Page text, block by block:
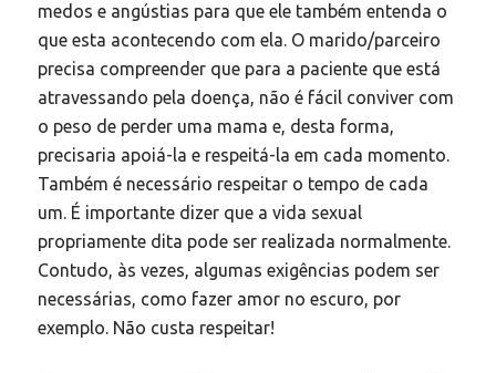
medos e angústias para que ele também entenda o
que esta acontecendo com ela. O marido/parceiro
precisa compreender que para a paciente que está
atravessando pela doença, não é fácil conviver com
o peso de perder uma mama e, desta forma,
precisaria apoiá-la e respeitá-la em cada momento.
Também é necessário respeitar o tempo de cada
um. É importante dizer que a vida sexual
propriamente dita pode ser realizada normalmente.
Contudo, às vezes, algumas exigências podem ser
necessárias, como fazer amor no escuro, por
exemplo. Não custa respeitar!